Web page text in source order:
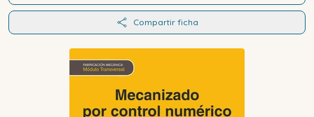
Compartir ficha